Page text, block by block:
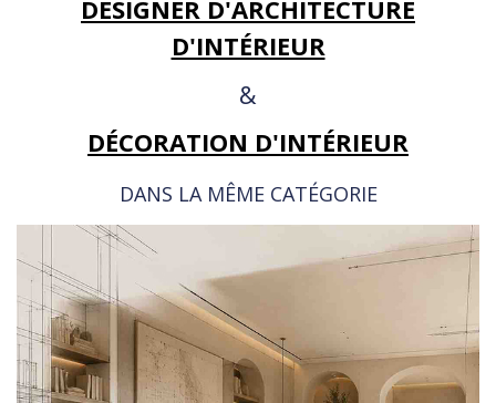
DESIGNER D'ARCHITECTURE
D'INTÉRIEUR
&
DÉCORATION D'INTÉRIEUR
DANS LA MÊME CATÉGORIE